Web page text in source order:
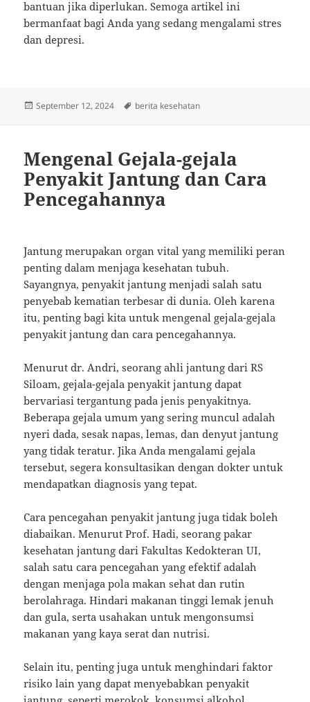
bantuan jika diperlukan. Semoga artikel ini
bermanfaat bagi Anda yang sedang mengalami stres
dan depresi.
Posted
September 12, 2024 Tags
berita kesehatan
Mengenal Gejala-gejala
Penyakit Jantung dan Cara
Pencegahannya
Jantung merupakan organ vital yang memiliki peran
penting dalam menjaga kesehatan tubuh.
Sayangnya, penyakit jantung menjadi salah satu
penyebab kematian terbesar di dunia. Oleh karena
itu, penting bagi kita untuk mengenal gejala-gejala
penyakit jantung dan cara pencegahannya.
Menurut dr. Andri, seorang ahli jantung dari RS
Siloam, gejala-gejala penyakit jantung dapat
bervariasi tergantung pada jenis penyakitnya.
Beberapa gejala umum yang sering muncul adalah
nyeri dada, sesak napas, lemas, dan denyut jantung
yang tidak teratur. Jika Anda mengalami gejala
tersebut, segera konsultasikan dengan dokter untuk
mendapatkan diagnosis yang tepat.
Cara pencegahan penyakit jantung juga tidak boleh
diabaikan. Menurut Prof. Hadi, seorang pakar
kesehatan jantung dari Fakultas Kedokteran UI,
salah satu cara pencegahan yang efektif adalah
dengan menjaga pola makan sehat dan rutin
berolahraga. Hindari makanan tinggi lemak jenuh
dan gula, serta usahakan untuk mengonsumsi
makanan yang kaya serat dan nutrisi.
Selain itu, penting juga untuk menghindari faktor
risiko lain yang dapat menyebabkan penyakit